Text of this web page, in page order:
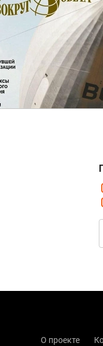
О проекте